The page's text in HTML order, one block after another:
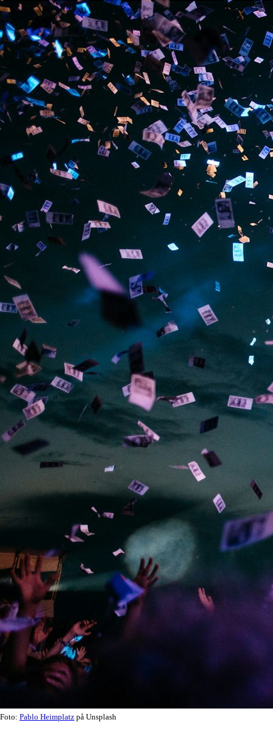
Foto: Pablo Heimplatz på Unsplash